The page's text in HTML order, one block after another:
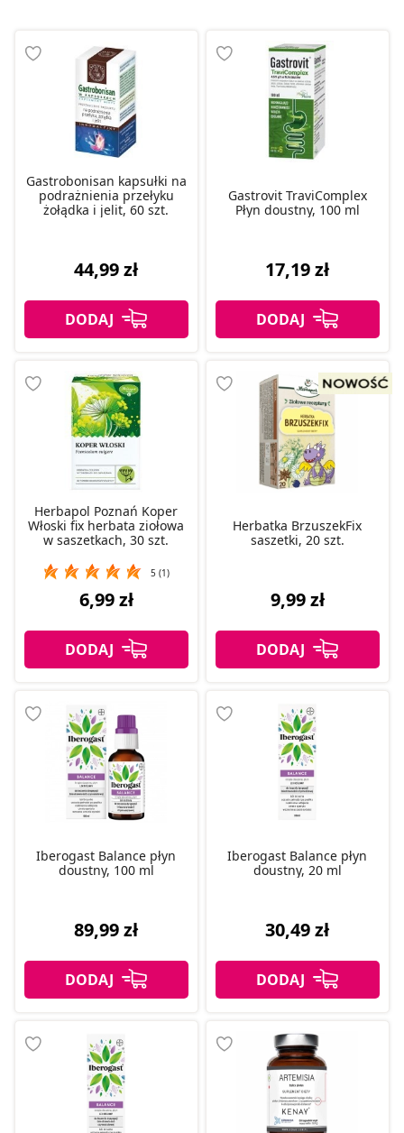
Gastrobonisan kapsułki na
podrażnienia przełyku
żołądka i jelit, 60 szt.
44,99 zł
Gastrovit TraviComplex
Płyn doustny, 100 ml
17,19 zł
Herbapol Poznań Koper
Włoski fix herbata ziołowa
w saszetkach, 30 szt.
5 (1)
6,99 zł
Herbatka BrzuszekFix
saszetki, 20 szt.
9,99 zł
Iberogast Balance płyn
doustny, 100 ml
89,99 zł
Iberogast Balance płyn
doustny, 20 ml
30,49 zł